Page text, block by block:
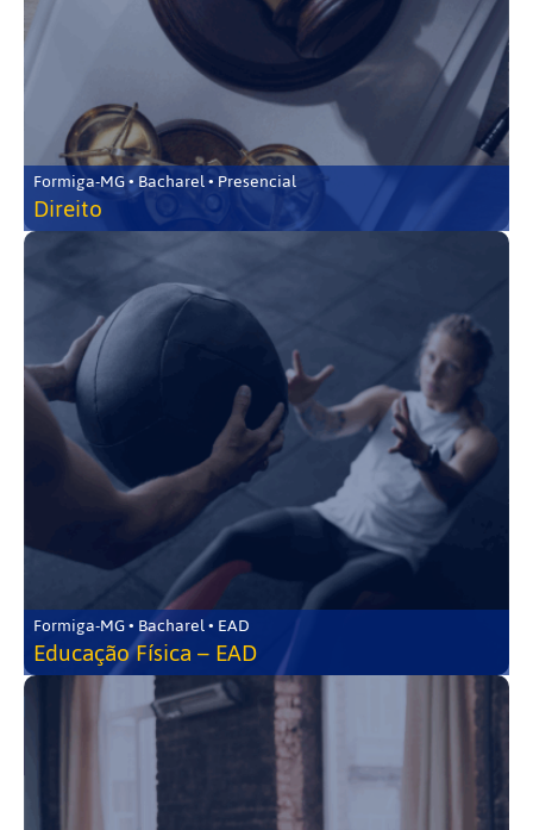
Formiga-MG • Bacharel • Presencial
Direito
Formiga-MG • Bacharel • EAD
Educação Física – EAD